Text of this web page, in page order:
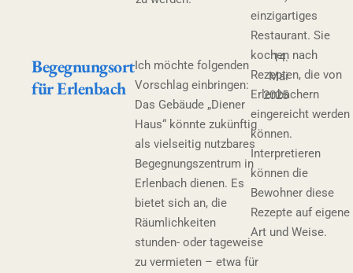
einzigartiges
Restaurant. Sie
kochen nach
Rezepten, die von
Erlenbachern
eingereicht werden
können.
Interpretieren
können die
Bewohner diese
Rezepte auf eigene
Art und Weise.
Begegnungsort
für Erlenbach
Ich möchte folgenden
Vorschlag einbringen:
Das Gebäude „Diener
Haus“ könnte zukünftig
als vielseitig nutzbares
Begegnungszentrum in
Erlenbach dienen. Es
bietet sich an, die
Räumlichkeiten
stunden- oder tageweise
zu vermieten – etwa für
14.
Mai
2025